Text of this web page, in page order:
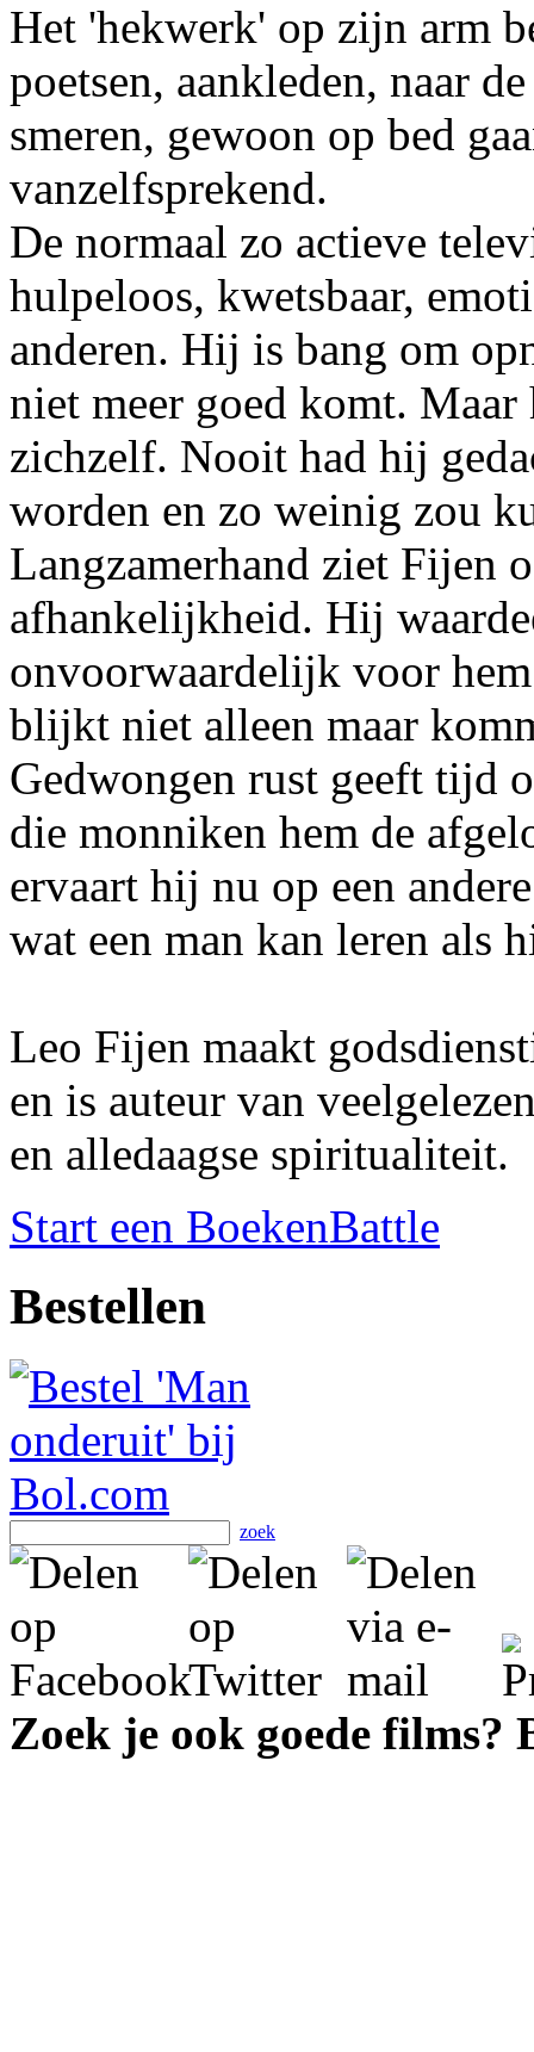
Het 'hekwerk' op zijn arm
poetsen, aankleden, naar
smeren, gewoon op bed
vanzelfsprekend.
De normaal zo actieve
hulpeloos, kwetsbaar,
anderen. Hij is bang om
niet meer goed komt.
zichzelf. Nooit had hij
worden en zo weinig zou
Langzamerhand ziet Fijen
afhankelijkheid. Hij
onvoorwaardelijk voor
blijkt niet alleen maar
Gedwongen rust geeft tijd
die monniken hem de
ervaart hij nu op een
wat een man kan leren als
Leo Fijen maakt
en is auteur van
en alledaagse spiritualiteit.
Start een BoekenBattle
Bestellen
zoek
Zoek je ook goede films?